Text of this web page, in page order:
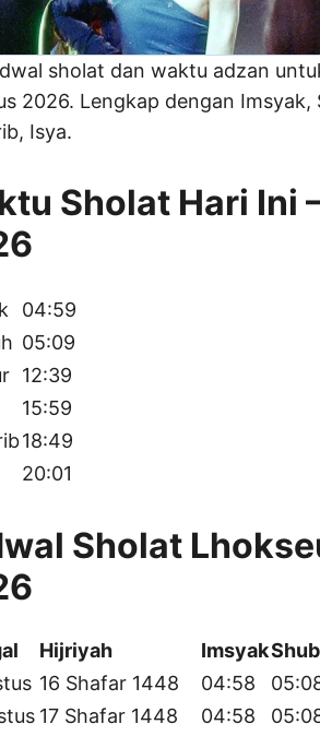
sholat dan waktu adzan
2026. Lengkap dengan
Isya.
Sholat Hari
04:59
05:09
12:39
15:59
18:49
20:01
Sholat
Hijriyah Imsyak
16 Shafar 1448 04:58
17 Shafar 1448 04:58